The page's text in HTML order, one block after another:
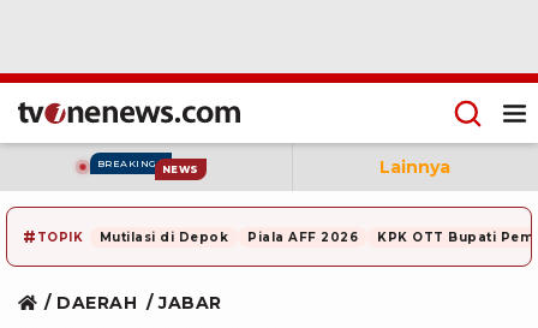
BREAKING NEWS Lainnya
# TOPIK Mutilasi di Depok Piala AFF 2026 KPK OTT Bupati
DAERAH JABAR